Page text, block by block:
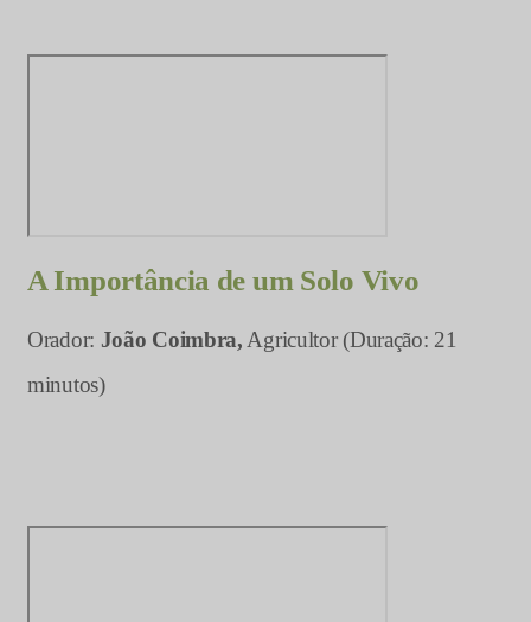
A Importância de um Solo Vivo
Orador: João Coimbra, Agricultor (Duração: 21
minutos)